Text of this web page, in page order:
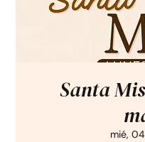
Santa
mié,